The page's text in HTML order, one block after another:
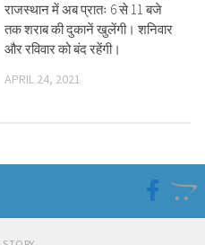
राजस्थान में अब प्रातः 6 से 11 बजे
तक शराब की दुकानें खुलेंगी। शनिवार
और रविवार को बंद रहेंगी।
APRIL 24, 2021